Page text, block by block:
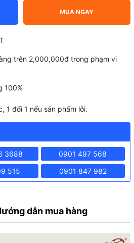
MUA NGAY
trên 2,000,000đ trong phạm vi
100%
1 đổi 1 nếu sản phẩm lỗi.
3688 0901 497 568
515 0901 847 982
dẫn mua hàng